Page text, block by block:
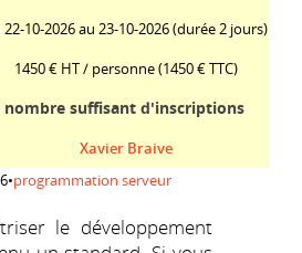
10-2026 au 23-10-2026 (durée 2 jours)
1450 € HT / personne(1450 € TTC)
nombre suffisant d'inscriptions
Xavier Braive
•programmation serveur
le développement